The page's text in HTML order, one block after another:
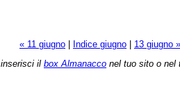
« 11 giugno Indice giugno
13 giugno »
inserisci il box Almanacco nel tuo sito o nel